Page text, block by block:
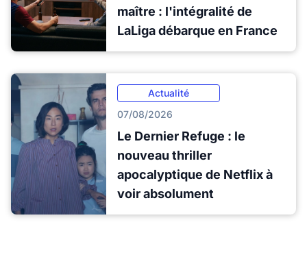
maître : l'intégralité de
LaLiga débarque en France
Actualité
07/08/2026
Le Dernier Refuge : le
nouveau thriller
apocalyptique de Netflix à
voir absolument